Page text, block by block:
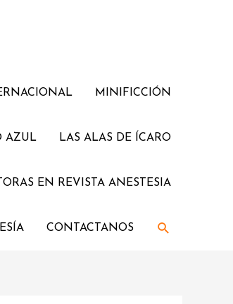
MINIFICCIÓN
AZUL LAS ALAS DE ÍCARO
EN REVISTA ANESTESIA
CONTACTANOS